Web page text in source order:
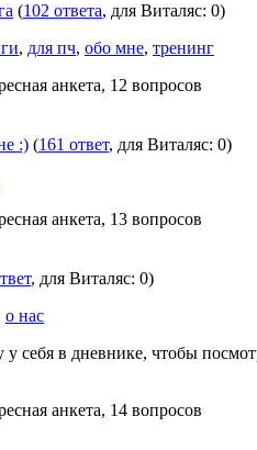
(102 ответа, для Виталяс: 0)
, для пч, обо мне, тренинг
анкета, 12 вопросов
:) (161 ответ, для Виталяс: 0)
анкета, 13 вопросов
, для Виталяс: 0)
о нас
у себя в дневнике, чтобы
анкета, 14 вопросов